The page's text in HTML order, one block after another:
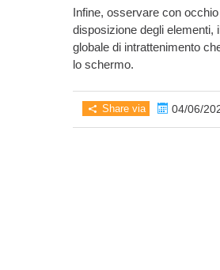
Infine, osservare con
disposizione degli elementi,
globale di intrattenimento
lo schermo.
Share via 04/06/